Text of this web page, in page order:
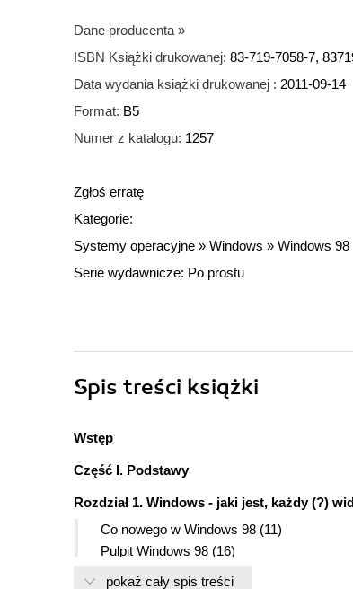
Dane producenta »
ISBN Książki drukowanej: 83-719-7058-7,
Data wydania książki drukowanej : 2011-09-14
Format: B5
Numer z katalogu: 1257
Zgłoś erratę
Kategorie:
Systemy operacyjne » Windows » Windows 98
Serie wydawnicze: Po prostu
Spis treści książki
Wstęp
Część I. Podstawy
Rozdział 1. Windows - jaki jest, każdy (?)
Co nowego w Windows 98 (11)
Pulpit Windows 98 (16)
Pulpit Windows 98 - opis (17)
pokaż cały spis treści